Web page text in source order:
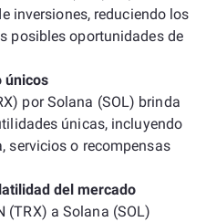
inversiones, reduciendo los
posibles oportunidades de
únicos
por Solana (SOL) brinda
únicas, incluyendo
servicios o recompensas
del mercado
(TRX) a Solana (SOL)